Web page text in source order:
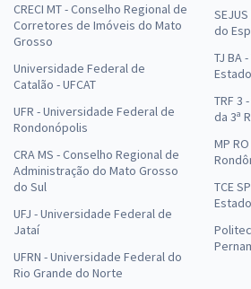
CRECI MT - Conselho Regional de
Corretores de Imóveis do Mato
Grosso
Universidade Federal de
Catalão - UFCAT
UFR - Universidade Federal de
Rondonópolis
CRA MS - Conselho Regional de
Administração do Mato Grosso
do Sul
UFJ - Universidade Federal de
Jataí
UFRN - Universidade Federal do
Rio Grande do Norte
do
TJ BA
TRF 3
da 3ª
MP
TCE